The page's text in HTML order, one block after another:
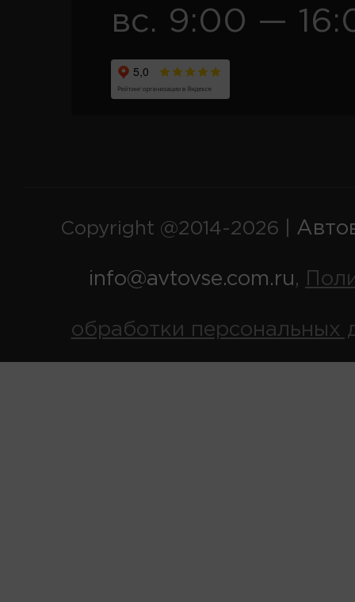
вс. 9:00 —
Copyright @2014-2026 |
info@avtovse.com.ru,
обработки персональных